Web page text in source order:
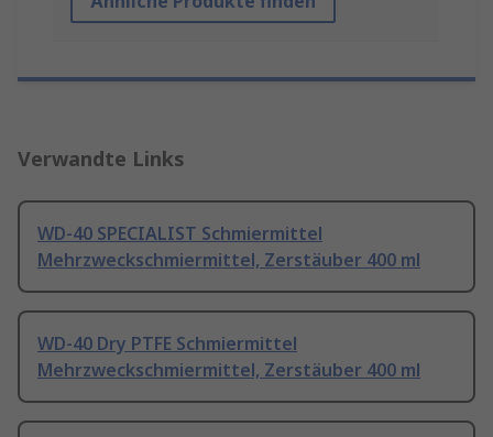
Verwandte Links
WD-40 SPECIALIST Schmiermittel
Mehrzweckschmiermittel, Zerstäuber 400 ml
WD-40 Dry PTFE Schmiermittel
Mehrzweckschmiermittel, Zerstäuber 400 ml